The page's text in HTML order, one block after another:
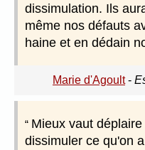
dissimulation. Ils
même nos défauts
haine et en dédain
Marie d'Agoult-
Mieux vaut
dissimuler ce qu'on